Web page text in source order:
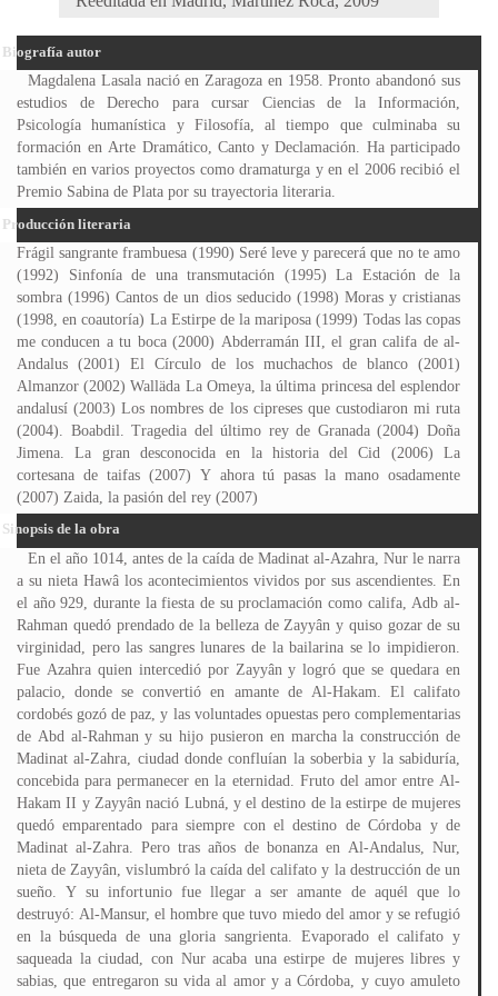
Biografía autor
Magdalena Lasala nació en Zaragoza en 1958. Pronto abandonó sus
estudios de Derecho para cursar Ciencias de la Información,
Psicología humanística y Filosofía, al tiempo que culminaba su
formación en Arte Dramático, Canto y Declamación. Ha participado
también en varios proyectos como dramaturga y en el 2006 recibió el
Premio Sabina de Plata por su trayectoria literaria.
Producción literaria
Frágil sangrante frambuesa (1990) Seré leve y parecerá que no te amo
(1992) Sinfonía de una transmutación (1995) La Estación de la
sombra (1996) Cantos de un dios seducido (1998) Moras y cristianas
(1998, en coautoría) La Estirpe de la mariposa (1999) Todas las copas
me conducen a tu boca (2000) Abderramán III, el gran califa de al-
Andalus (2001) El Círculo de los muchachos de blanco (2001)
Almanzor (2002) Walläda La Omeya, la última princesa del esplendor
andalusí (2003) Los nombres de los cipreses que custodiaron mi ruta
(2004). Boabdil. Tragedia del último rey de Granada (2004) Doña
Jimena. La gran desconocida en la historia del Cid (2006) La
cortesana de taifas (2007) Y ahora tú pasas la mano osadamente
(2007) Zaida, la pasión del rey (2007)
Sinopsis de la obra
En el año 1014, antes de la caída de Madinat al-Azahra, Nur le narra
a su nieta Hawâ los acontecimientos vividos por sus ascendientes. En
el año 929, durante la fiesta de su proclamación como califa, Adb al-
Rahman quedó prendado de la belleza de Zayyân y quiso gozar de su
virginidad, pero las sangres lunares de la bailarina se lo impidieron.
Fue Azahra quien intercedió por Zayyân y logró que se quedara en
palacio, donde se convertió en amante de Al-Hakam. El califato
cordobés gozó de paz, y las voluntades opuestas pero complementarias
de Abd al-Rahman y su hijo pusieron en marcha la construcción de
Madinat al-Zahra, ciudad donde confluían la soberbia y la sabiduría,
concebida para permanecer en la eternidad. Fruto del amor entre Al-
Hakam II y Zayyân nació Lubná, y el destino de la estirpe de mujeres
quedó emparentado para siempre con el destino de Córdoba y de
Madinat al-Zahra. Pero tras años de bonanza en Al-Andalus, Nur,
nieta de Zayyân, vislumbró la caída del califato y la destrucción de un
sueño. Y su infortunio fue llegar a ser amante de aquél que lo
destruyó: Al-Mansur, el hombre que tuvo miedo del amor y se refugió
en la búsqueda de una gloria sangrienta. Evaporado el califato y
saqueada la ciudad, con Nur acaba una estirpe de mujeres libres y
sabias, que entregaron su vida al amor y a Córdoba, y cuyo amuleto